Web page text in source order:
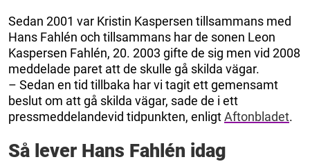
Sedan 2001 var Kristin Kaspersen tillsammans med
Hans Fahlén och tillsammans har de sonen Leon
Kaspersen Fahlén, 20. 2003 gifte de sig men vid 2008
meddelade paret att de skulle gå skilda vägar.
– Sedan en tid tillbaka har vi tagit ett gemensamt
beslut om att gå skilda vägar, sade de i ett
pressmeddelandevid tidpunkten, enligtAftonbladet.
Så lever Hans Fahlén idag